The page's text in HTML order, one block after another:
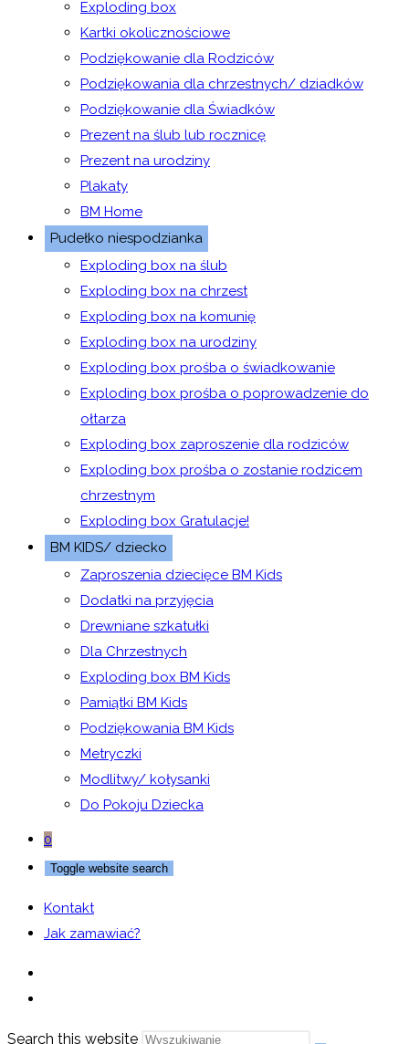
Exploding box
Kartki okolicznościowe
Podziękowanie dla Rodziców
Podziękowania dla chrzestnych/ dziadków
Podziękowanie dla Świadków
Prezent na ślub lub rocznicę
Prezent na urodziny
Plakaty
BM Home
Pudełko niespodzianka
Exploding box na ślub
Exploding box na chrzest
Exploding box na komunię
Exploding box na urodziny
Exploding box prośba o świadkowanie
Exploding box prośba o poprowadzenie do
ołtarza
Exploding box zaproszenie dla rodziców
Exploding box prośba o zostanie rodzicem
chrzestnym
Exploding box Gratulacje!
BM KIDS/ dziecko
Zaproszenia dziecięce BM Kids
Dodatki na przyjęcia
Drewniane szkatułki
Dla Chrzestnych
Exploding box BM Kids
Pamiątki BM Kids
Podziękowania BM Kids
Metryczki
Modlitwy/ kołysanki
Do Pokoju Dziecka
0
Toggle website search
Kontakt
Jak zamawiać?
Search this website